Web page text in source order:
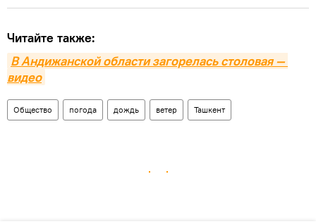
Читайте также:
В Андижанской области загорелась столовая —
видео
Общество погода дождь ветер Ташкент